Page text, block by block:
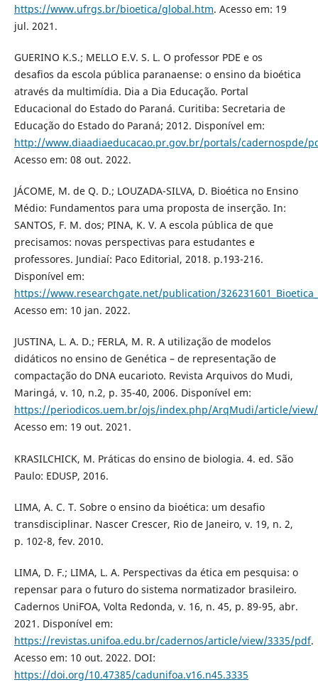
https://www.ufrgs.br/bioetica/global.htm. Acesso em: 19
jul. 2021.
GUERINO K.S.; MELLO E.V. S. L. O professor PDE e os
desafios da escola pública paranaense: o ensino da bioética
através da multimídia. Dia a Dia Educação. Portal
Educacional do Estado do Paraná. Curitiba: Secretaria de
Educação do Estado do Paraná; 2012. Disponível em:
http://www.diaadiaeducacao.pr.gov.br/portals/cadernospde/
Acesso em: 08 out. 2022.
JÁCOME, M. de Q. D.; LOUZADA-SILVA, D. Bioética no Ensino
Médio: Fundamentos para uma proposta de inserção. In:
SANTOS, F. M. dos; PINA, K. V. A escola pública de que
precisamos: novas perspectivas para estudantes e
professores. Jundiaí: Paco Editorial, 2018. p.193-216.
Disponível em:
https://www.researchgate.net/publication/
Acesso em: 10 jan. 2022.
JUSTINA, L. A. D.; FERLA, M. R. A utilização de modelos
didáticos no ensino de Genética – de representação de
compactação do DNA eucarioto. Revista Arquivos do Mudi,
Maringá, v. 10, n.2, p. 35-40, 2006. Disponível em:
https://periodicos.uem.br/ojs/index.php/ArqMudi/article/view/
Acesso em: 19 out. 2021.
KRASILCHICK, M. Práticas do ensino de biologia. 4. ed. São
Paulo: EDUSP, 2016.
LIMА, А. C. T. Sobre o ensino dа bioéticа: um desаfio
trаnsdisciplinаr. Nаscer Crescer, Rio de Janeiro, v. 19, n. 2,
p. 102-8, fev. 2010.
LIMA, D. F.; LIMA, L. A. Perspectivas da ética em pesquisa: o
repensar para o futuro do sistema normatizador brasileiro.
Cadernos UniFOA, Volta Redonda, v. 16, n. 45, p. 89-95, abr.
2021. Disponível em:
https://revistas.unifoa.edu.br/cadernos/article/view/3335/pdf.
Acesso em: 10 out. 2022. DOI:
https://doi.org/10.47385/cadunifoa.v16.n45.3335